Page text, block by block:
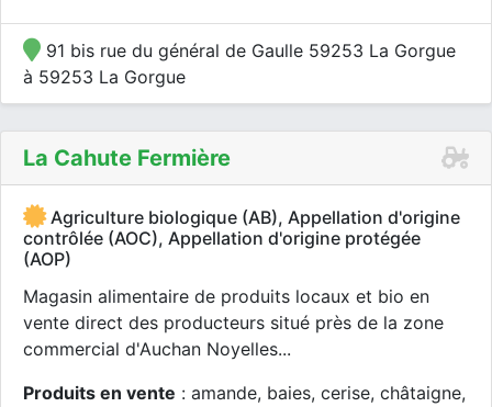
91 bis rue du général de Gaulle 59253 La Gorgue
à 59253 La Gorgue
La Cahute Fermière
Agriculture biologique (AB), Appellation d'origine
contrôlée (AOC), Appellation d'origine protégée
(AOP)
Magasin alimentaire de produits locaux et bio en
vente direct des producteurs situé près de la zone
commercial d'Auchan Noyelles...
Produits en vente : amande, baies, cerise, châtaigne,